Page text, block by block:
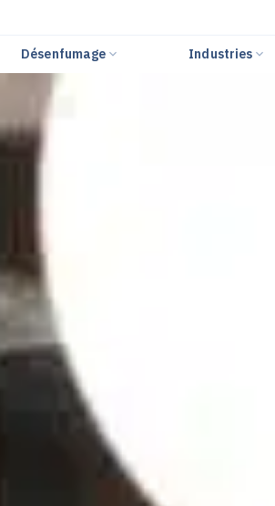
Désenfumage Industries